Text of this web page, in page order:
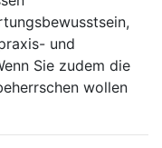
und
Sie zudem die
wollen